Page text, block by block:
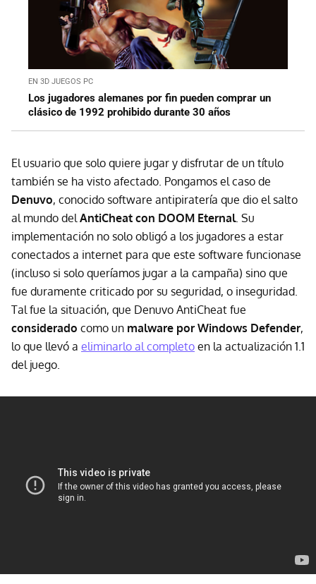
EN 3D JUEGOS PC
Los jugadores alemanes por fin pueden comprar un
clásico de 1992 prohibido durante 30 años
El usuario que solo quiere jugar y disfrutar de un título
también se ha visto afectado. Pongamos el caso de
Denuvo, conocido software antipiratería que dio el salto
al mundo del AntiCheat con DOOM Eternal. Su
implementación no solo obligó a los jugadores a estar
conectados a internet para que este software funcionase
(incluso si solo queríamos jugar a la campaña) sino que
fue duramente criticado por su seguridad, o inseguridad.
Tal fue la situación, que Denuvo AntiCheat fue
considerado como un malware por Windows Defender,
lo que llevó a eliminarlo al completo en la actualización 1.1
del juego.